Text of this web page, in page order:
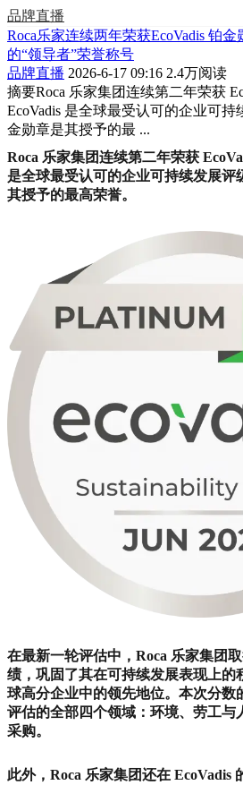
品牌直播
Roca乐家连续两年荣获EcoVadis 铂
的“领导者”荣誉称号
品牌直播 2026-6-17 09:16 2.4万阅读
摘要Roca 乐家集团连续第二年荣获
EcoVadis 是全球最受认可的企业可
金勋章是其授予的最 ...
Roca 乐家集团连续第二年荣获
是全球最受认可的企业可持续发展评
其授予的最高荣誉。
在最新一轮评估中，Roca 乐家集团
绩，巩固了其在可持续发展表现上的
球高分企业中的领先地位。本次分数
评估的全部四个领域：环境、劳工与
采购。
此外，Roca 乐家集团还在 EcoVadis